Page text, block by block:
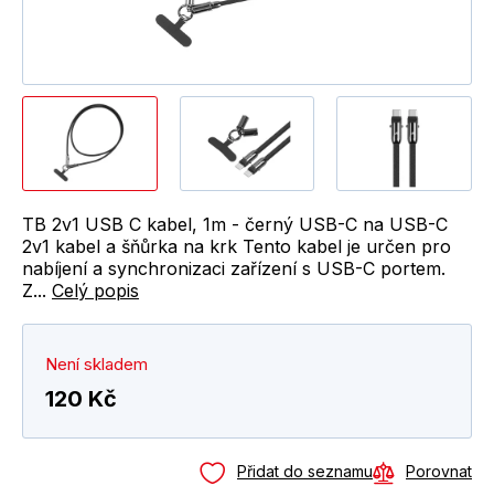
TB 2v1 USB C kabel, 1m - černý USB-C na USB-C
2v1 kabel a šňůrka na krk Tento kabel je určen pro
nabíjení a synchronizaci zařízení s USB-C portem.
Z... Celý popis
Není skladem
120 Kč
Přidat do seznamu Porovnat